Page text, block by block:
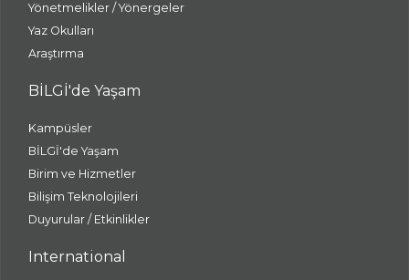
Yönetmelikler / Yönergeler
Yaz Okulları
Araştırma
BİLGİ'de Yaşam
Kampüsler
BİLGİ'de Yaşam
Birim ve Hizmetler
Bilişim Teknolojileri
Duyurular / Etkinlikler
International